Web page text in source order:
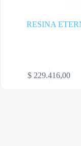
RESINA
$ 229.416,00